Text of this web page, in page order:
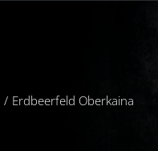
Erdbeerfeld Oberkaina